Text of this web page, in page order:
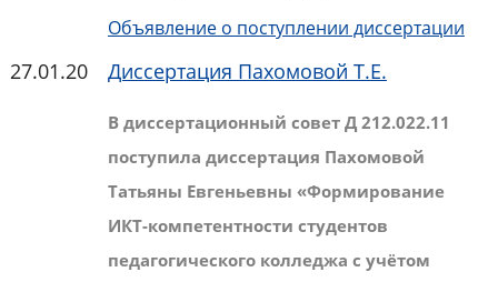
Объявление о поступлении диссертации
27.01.20 Диссертация Пахомовой Т.Е.
В диссертационный совет Д 212.022.11
поступила диссертация Пахомовой
Татьяны Евгеньевны «Формирование
ИКТ-компетентности студентов
педагогического колледжа с учётом